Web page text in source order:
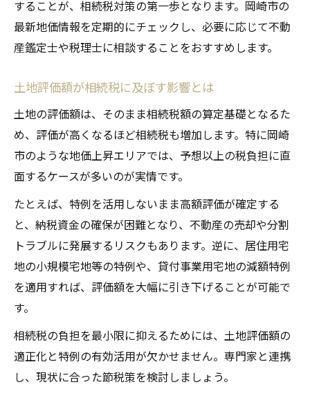
することが、相続税対策の第一歩となります。岡崎市の
最新地価情報を定期的にチェックし、必要に応じて不動
産鑑定士や税理士に相談することをおすすめします。
土地評価額が相続税に及ぼす影響とは
土地の評価額は、そのまま相続税額の算定基礎となるた
め、評価が高くなるほど相続税も増加します。特に岡崎
市のような地価上昇エリアでは、予想以上の税負担に直
面するケースが多いのが実情です。
たとえば、特例を活用しないまま高額評価が確定する
と、納税資金の確保が困難となり、不動産の売却や分割
トラブルに発展するリスクもあります。逆に、居住用宅
地の小規模宅地等の特例や、貸付事業用宅地の減額特例
を適用すれば、評価額を大幅に引き下げることが可能で
す。
相続税の負担を最小限に抑えるためには、土地評価額の
適正化と特例の有効活用が欠かせません。専門家と連携
し、現状に合った節税策を検討しましょう。